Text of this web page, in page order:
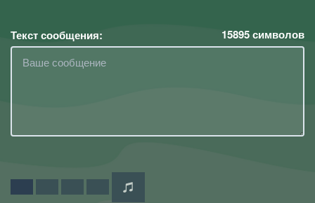
Текст сообщения: 15895символов